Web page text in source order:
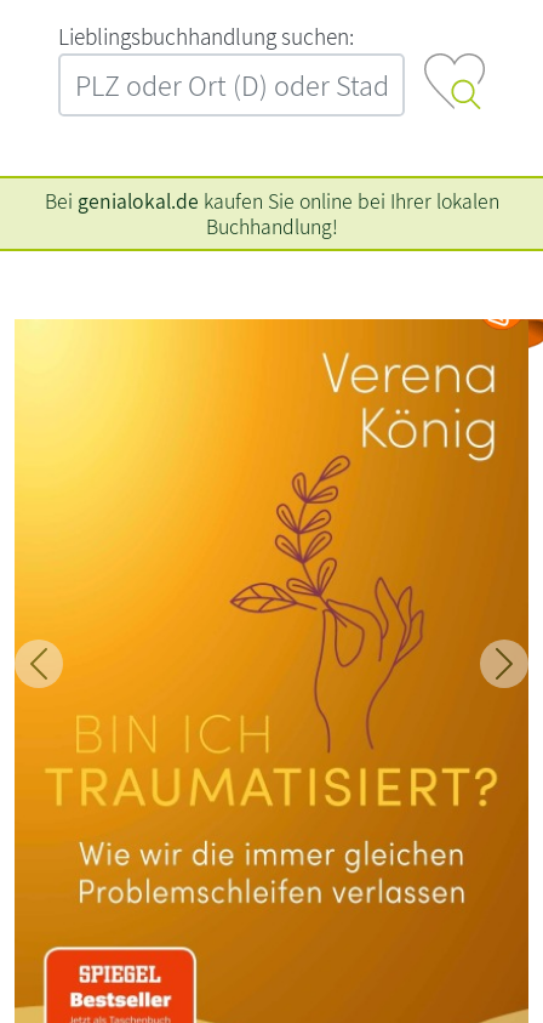
L‍i‍e‍b‍l‍i‍n‍g‍s‍b‍u‍c‍h‍h‍a‍n‍d‍l‍u‍n‍g‍ ‍s‍u‍c‍h‍e‍n‍:‍
Bei genialokal.de kaufen Sie online bei Ihrer lokalen
Buchhandlung!
Zurück